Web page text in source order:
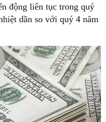
động liên tục trong quý
dần so với quý 4 năm